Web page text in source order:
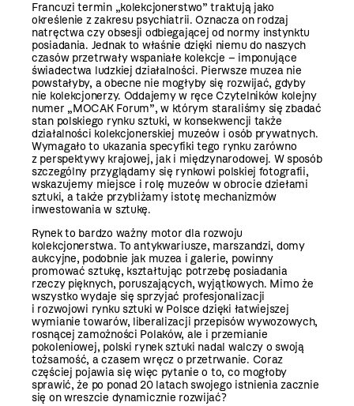
Francuzi termin „kolekcjonerstwo” traktują jako
określenie z zakresu psychiatrii. Oznacza on rodzaj
natręctwa czy obsesji odbiegającej od normy instynktu
posiadania. Jednak to właśnie dzięki niemu do naszych
czasów przetrwały wspaniałe kolekcje – imponujące
świadectwa ludzkiej działalności. Pierwsze muzea nie
powstałyby, a obecne nie mogłyby się rozwijać, gdyby
nie kolekcjonerzy. Oddajemy w ręce Czytelników kolejny
numer „MOCAK Forum”, w którym staraliśmy się zbadać
stan polskiego rynku sztuki, w konsekwencji także
działalności kolekcjonerskiej muzeów i osób prywatnych.
Wymagało to ukazania specyfiki tego rynku zarówno
z perspektywy krajowej, jak i międzynarodowej. W sposób
szczególny przyglądamy się rynkowi polskiej fotografii,
wskazujemy miejsce i rolę muzeów w obrocie dziełami
sztuki, a także przybliżamy istotę mechanizmów
inwestowania w sztukę.
Rynek to bardzo ważny motor dla rozwoju
kolekcjonerstwa. To antykwariusze, marszandzi, domy
aukcyjne, podobnie jak muzea i galerie, powinny
promować sztukę, kształtując potrzebę posiadania
rzeczy pięknych, poruszających, wyjątkowych. Mimo że
wszystko wydaje się sprzyjać profesjonalizacji
i rozwojowi rynku sztuki w Polsce dzięki łatwiejszej
wymianie towarów, liberalizacji przepisów wywozowych,
rosnącej zamożności Polaków, ale i przemianie
pokoleniowej, polski rynek sztuki nadal walczy o swoją
tożsamość, a czasem wręcz o przetrwanie. Coraz
częściej pojawia się więc pytanie o to, co mogłoby
sprawić, że po ponad 20 latach swojego istnienia zacznie
się on wreszcie dynamicznie rozwijać?